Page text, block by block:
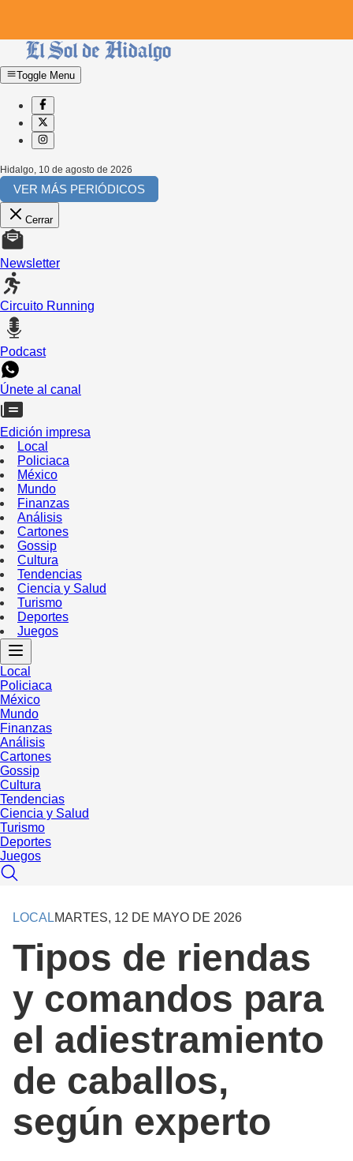
Toggle Menu
Hidalgo, 10 de agosto de 2026
VER MÁS PERIÓDICOS
Cerrar
Newsletter
Circuito Running
Podcast
Únete al canal
Edición impresa
Local
Policiaca
México
Mundo
Finanzas
Análisis
Cartones
Gossip
Cultura
Tendencias
Ciencia y Salud
Turismo
Deportes
Juegos
Local
Policiaca
México
Mundo
Finanzas
Análisis
Cartones
Gossip
Cultura
Tendencias
Ciencia y Salud
Turismo
Deportes
Juegos
LOCALMARTES, 12 DE MAYO DE 2026
Tipos de riendas
y comandos para
el adiestramiento
de caballos,
según experto